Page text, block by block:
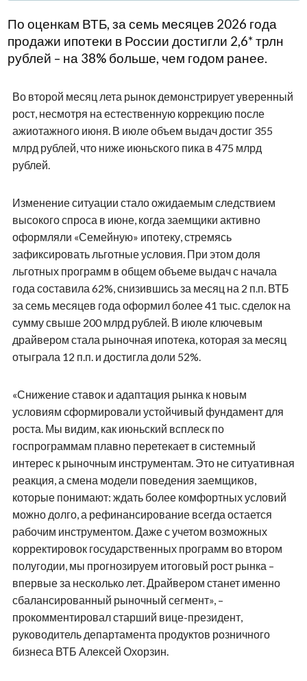
По оценкам ВТБ, за семь месяцев 2026 года
продажи ипотеки в России достигли 2,6* трлн
рублей – на 38% больше, чем годом ранее.
Во второй месяц лета рынок демонстрирует уверенный
рост, несмотря на естественную коррекцию после
ажиотажного июня. В июле объем выдач достиг 355
млрд рублей, что ниже июньского пика в 475 млрд
рублей.
Изменение ситуации стало ожидаемым следствием
высокого спроса в июне, когда заемщики активно
оформляли «Семейную» ипотеку, стремясь
зафиксировать льготные условия. При этом доля
льготных программ в общем объеме выдач с начала
года составила 62%, снизившись за месяц на 2 п.п. ВТБ
за семь месяцев года оформил более 41 тыс. сделок на
сумму свыше 200 млрд рублей. В июле ключевым
драйвером стала рыночная ипотека, которая за месяц
отыграла 12 п.п. и достигла доли 52%.
«Снижение ставок и адаптация рынка к новым
условиям сформировали устойчивый фундамент для
роста. Мы видим, как июньский всплеск по
госпрограммам плавно перетекает в системный
интерес к рыночным инструментам. Это не ситуативная
реакция, а смена модели поведения заемщиков,
которые понимают: ждать более комфортных условий
можно долго, а рефинансирование всегда остается
рабочим инструментом. Даже с учетом возможных
корректировок государственных программ во втором
полугодии, мы прогнозируем итоговый рост рынка –
впервые за несколько лет. Драйвером станет именно
сбалансированный рыночный сегмент», –
прокомментировал старший вице-президент,
руководитель департамента продуктов розничного
бизнеса ВТБ Алексей Охорзин.